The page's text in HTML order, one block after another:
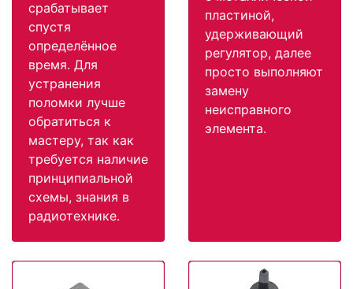
срабатывает
спустя
определённое
время. Для
устранения
поломки лучше
обратиться к
мастеру, так как
требуется наличие
принципиальной
схемы, знания в
радиотехнике.
пластиной,
удерживающий
регулятор, далее
просто выполняют
замену
неисправного
элемента.